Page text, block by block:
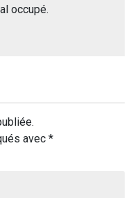
occupé.
avec *